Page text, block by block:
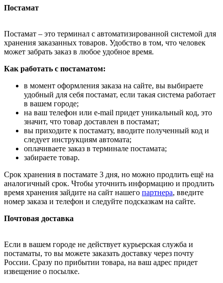
Постамат
Постамат – это терминал с автоматизированной системой для
хранения заказанных товаров. Удобство в том, что человек
может забрать заказ в любое удобное время.
Как работать с постаматом:
в момент оформления заказа на сайте, вы выбираете
удобный для себя постамат, если такая система работает
в вашем городе;
на ваш телефон или e-mail придет уникальный код, это
значит, что товар доставлен в постамат;
вы приходите к постамату, вводите полученный код и
следует инструкциям автомата;
оплачиваете заказ в терминале постамата;
забираете товар.
Срок хранения в постамате 3 дня, но можно продлить ещё на
аналогичный срок. Чтобы уточнить информацию и продлить
время хранения зайдите на сайт нашего партнера, введите
номер заказа и телефон и следуйте подсказкам на сайте.
Почтовая доставка
Если в вашем городе не действует курьерская служба и
постаматы, то вы можете заказать доставку через почту
России. Сразу по прибытии товара, на ваш адрес придет
извещение о посылке.